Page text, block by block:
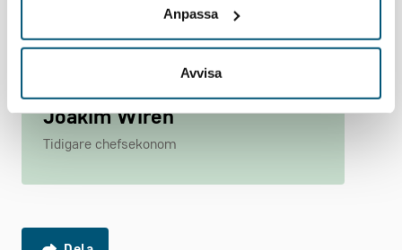
Anpassa
Avvisa
Joakim Wirén
Tidigare chefsekonom